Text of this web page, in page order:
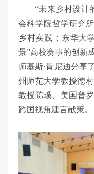
“未来乡村设计
会科学院哲学研究
乡村实践；东华大
景”高校赛事的创新
师基斯·肯尼迪分享
州师范大学教授德
教授陈璞、美国普
跨国视角建言献策。